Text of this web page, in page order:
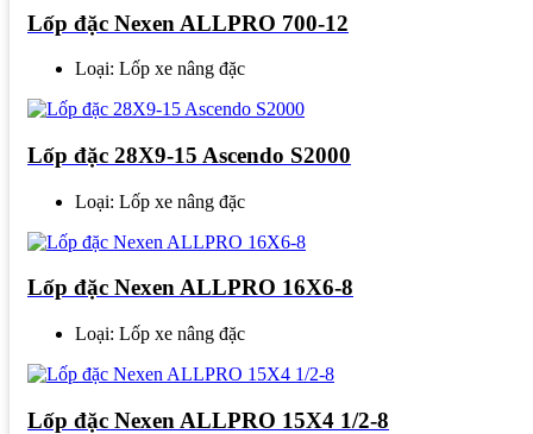
Lốp đặc Nexen ALLPRO 700-12
Loại: Lốp xe nâng đặc
Lốp đặc 28X9-15 Ascendo S2000
Loại: Lốp xe nâng đặc
Lốp đặc Nexen ALLPRO 16X6-8
Loại: Lốp xe nâng đặc
Lốp đặc Nexen ALLPRO 15X4 1/2-8